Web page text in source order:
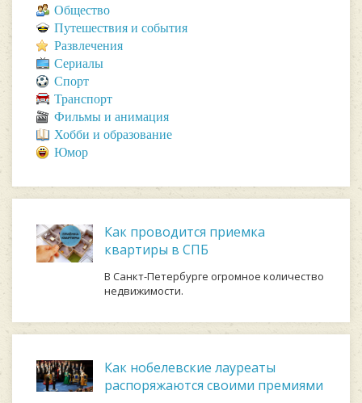
Общество
Путешествия и события
Развлечения
Сериалы
Спорт
Транспорт
Фильмы и анимация
Хобби и образование
Юмор
Как проводится приемка
квартиры в СПБ
В Санкт-Петербурге огромное количество
недвижимости.
Как нобелевские лауреаты
распоряжаются своими премиями